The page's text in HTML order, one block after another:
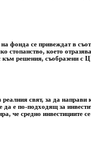
фонда се привеждат в
стопанство, което
към решения, съобразени с
свят, за да
е по-подходящ за
че средно